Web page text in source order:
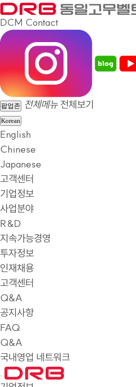
DCM Contact
팝업존 전체메뉴 전체보기
Korean
English
Chinese
Japanese
고객센터
기업정보
사업분야
R&D
지속가능경영
투자정보
인재채용
고객센터
Q&A
공지사항
FAQ
Q&A
국내영업 네트워크